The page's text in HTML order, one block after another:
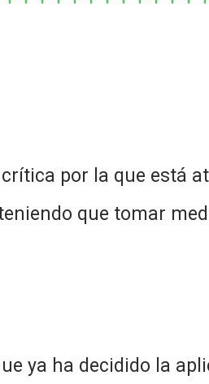
por la que está
que tomar
la aplicación